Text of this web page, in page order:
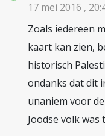
17 mei 2016 ,
Zoals iedereen
kaart kan zien,
historisch
ondanks dat dit
unaniem voor
Joodse volk was